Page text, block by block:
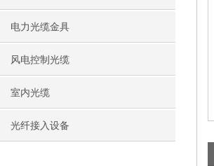
电力光缆金具
风电控制光缆
室内光缆
光纤接入设备